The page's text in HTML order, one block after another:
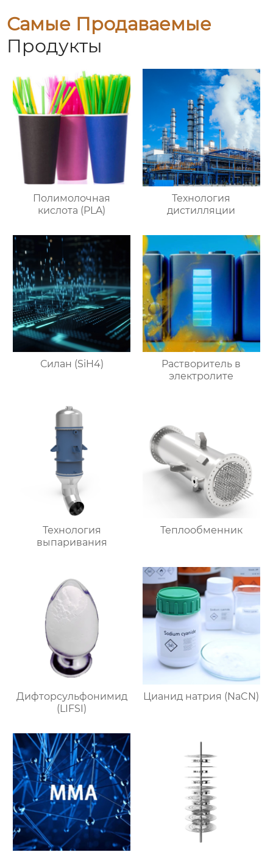
Самые Продаваемые
Продукты
Полимолочная
кислота (PLA)
Технология
дистилляции
Силан (SiH4)
Растворитель в
электролите
Технология
выпаривания
Теплообменник
Дифторсульфонимид
(LIFSI)
Цианид натрия (NaCN)